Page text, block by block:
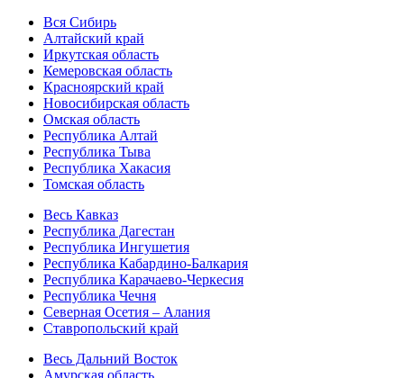
Вся Сибирь
Алтайский край
Иркутская область
Кемеровская область
Красноярский край
Новосибирская область
Омская область
Республика Алтай
Республика Тыва
Республика Хакасия
Томская область
Весь Кавказ
Республика Дагестан
Республика Ингушетия
Республика Кабардино-Балкария
Республика Карачаево-Черкесия
Республика Чечня
Северная Осетия – Алания
Ставропольский край
Весь Дальний Восток
Амурская область